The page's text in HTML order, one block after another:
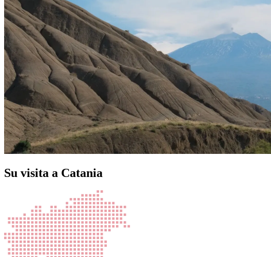
Su visita a Catania